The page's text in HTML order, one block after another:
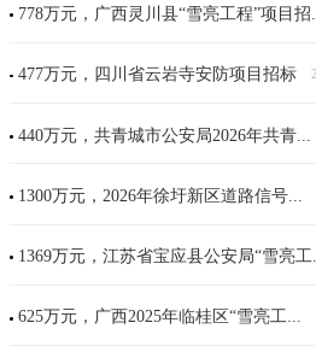
778万元，广西灵川县“雪亮工程”项目招...
477万元，四川省云岩寺安防项目招标
440万元，共青城市公安局2026年共青...
1300万元，2026年徐圩新区道路信号...
1369万元，江苏省宝应县公安局“雪亮工...
625万元，广西2025年临桂区“雪亮工...